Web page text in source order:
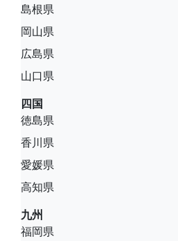
島根県
岡山県
広島県
山口県
四国
徳島県
香川県
愛媛県
高知県
九州
福岡県